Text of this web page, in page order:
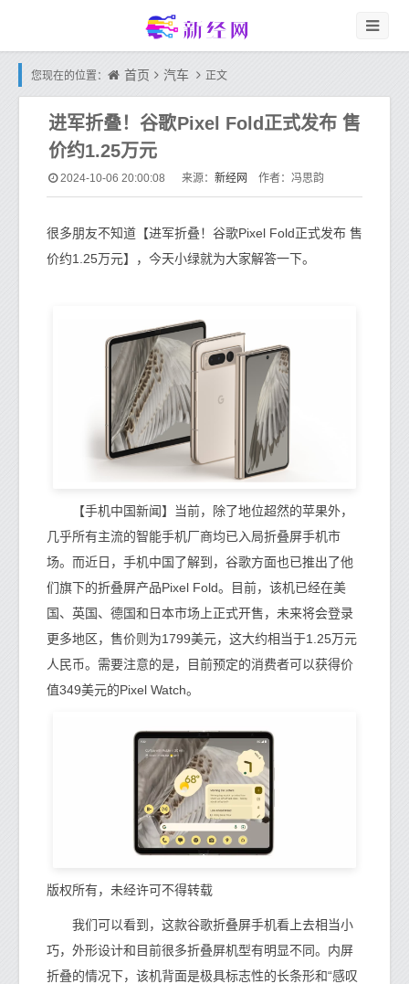
您现在的位置： 首页 汽车 正文
进军折叠！谷歌Pixel Fold正式发布 售
价约1.25万元
2024-10-06 20:00:08 来源： 新经网 作者：冯思韵
很多朋友不知道【进军折叠！谷歌Pixel Fold正式发布 售
价约1.25万元】，今天小绿就为大家解答一下。
【手机中国新闻】当前，除了地位超然的苹果外，
几乎所有主流的智能手机厂商均已入局折叠屏手机市
场。而近日，手机中国了解到，谷歌方面也已推出了他
们旗下的折叠屏产品Pixel Fold。目前，该机已经在美
国、英国、德国和日本市场上正式开售，未来将会登录
更多地区，售价则为1799美元，这大约相当于1.25万元
人民币。需要注意的是，目前预定的消费者可以获得价
值349美元的Pixel Watch。
版权所有，未经许可不得转载
我们可以看到，这款谷歌折叠屏手机看上去相当小
巧，外形设计和目前很多折叠屏机型有明显不同。内屏
折叠的情况下，该机背面是极具标志性的长条形和“感叹